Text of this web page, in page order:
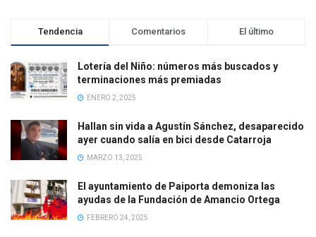
Tendencia Comentarios El último
Lotería del Niño: números más buscados y
terminaciones más premiadas
ENERO 2, 2025
Hallan sin vida a Agustín Sánchez, desaparecido
ayer cuando salía en bici desde Catarroja
MARZO 13, 2025
El ayuntamiento de Paiporta demoniza las
ayudas de la Fundación de Amancio Ortega
FEBRERO 24, 2025